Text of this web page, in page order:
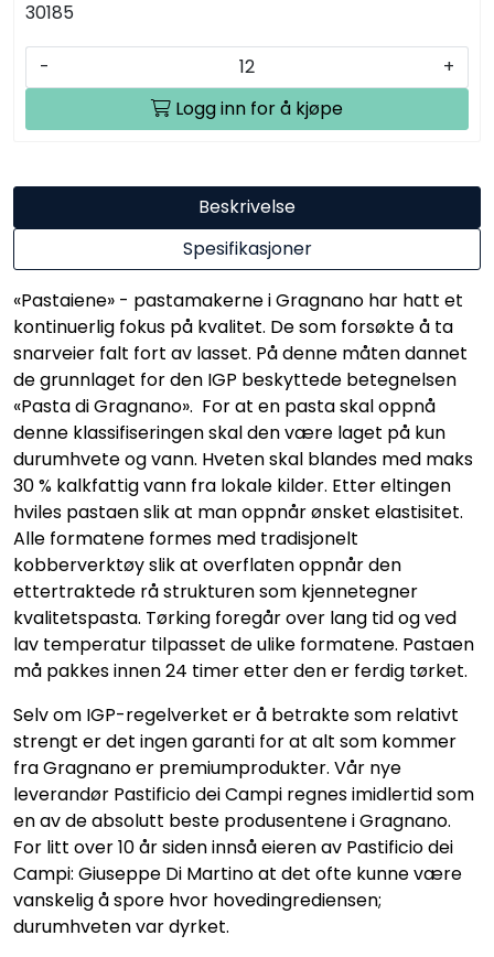
30185
-
+
Logg inn for å kjøpe
Beskrivelse
Spesifikasjoner
«Pastaiene» - pastamakerne i Gragnano har hatt et
kontinuerlig fokus på kvalitet. De som forsøkte å ta
snarveier falt fort av lasset. På denne måten dannet
de grunnlaget for den IGP beskyttede betegnelsen
«Pasta di Gragnano». For at en pasta skal oppnå
denne klassifiseringen skal den være laget på kun
durumhvete og vann. Hveten skal blandes med maks
30 % kalkfattig vann fra lokale kilder. Etter eltingen
hviles pastaen slik at man oppnår ønsket elastisitet.
Alle formatene formes med tradisjonelt
kobberverktøy slik at overflaten oppnår den
ettertraktede rå strukturen som kjennetegner
kvalitetspasta. Tørking foregår over lang tid og ved
lav temperatur tilpasset de ulike formatene. Pastaen
må pakkes innen 24 timer etter den er ferdig tørket.
Selv om IGP-regelverket er å betrakte som relativt
strengt er det ingen garanti for at alt som kommer
fra Gragnano er premiumprodukter. Vår nye
leverandør Pastificio dei Campi regnes imidlertid som
en av de absolutt beste produsentene i Gragnano.
For litt over 10 år siden innså eieren av Pastificio dei
Campi: Giuseppe Di Martino at det ofte kunne være
vanskelig å spore hvor hovedingrediensen;
durumhveten var dyrket.